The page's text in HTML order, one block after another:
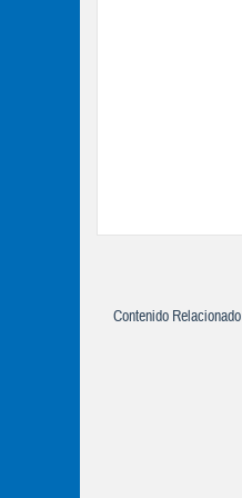
Contenido Relacionado